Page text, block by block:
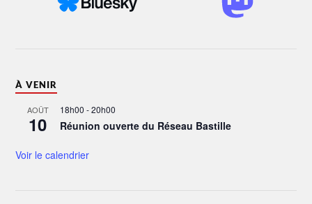
À VENIR
AOÛT
10
18h00 -20h00
Réunion ouverte du Réseau Bastille
Voir le calendrier